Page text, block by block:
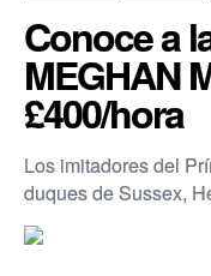
Conoce a
MEGHAN
£400/hora
Los imitadores del
duques de Sussex,